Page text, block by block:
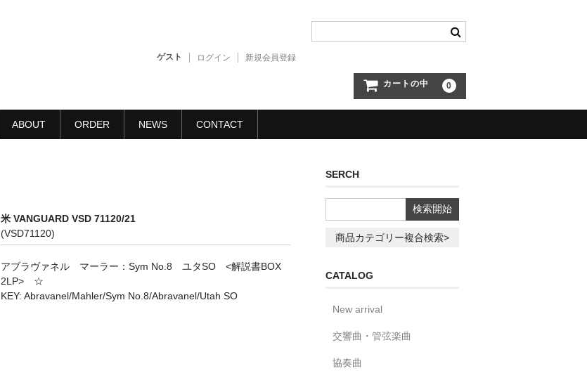
ゲスト ログイン 新規会員登録
カートの中 0
ABOUT ORDER NEWS CONTACT
米 VANGUARD VSD 71120/21
(VSD71120)
アブラヴァネル マーラー：Sym No.8 ユタSO <解説書BOX
2LP> ☆
KEY: Abravanel/Mahler/Sym No.8/Abravanel/Utah SO
SERCH
商品カテゴリー複合検索>
CATALOG
New arrival
交響曲・管弦楽曲
協奏曲